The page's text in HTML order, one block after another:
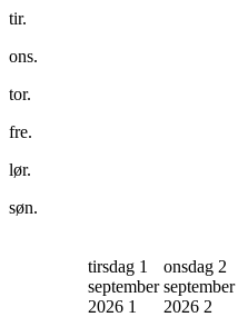
tir.
ons.
tor.
fre.
lør.
søn.
tirsdag 1
september
2026 1
onsdag 2
september
2026 2